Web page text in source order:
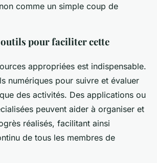
comme un simple coup de
outils pour faciliter cette
appropriées est indispensable.
numériques pour suivre et évaluer
des activités. Des applications ou
peuvent aider à organiser et
réalisés, facilitant ainsi
de tous les membres de